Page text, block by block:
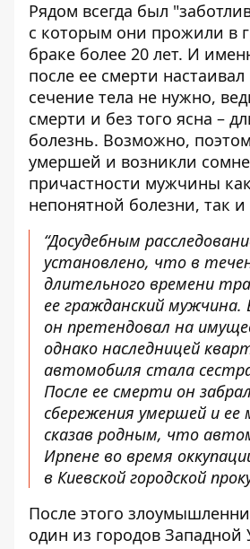
Рядом всегда был
с которым они прожили в
браке более 20 лет. И
после ее смерти
сечение тела не нужно,
смерти и без того ясна –
болезнь. Возможно,
умершей и возникли
причастности мужчины
непонятной болезни, так
“Досудебным
установлено, что в
длительного времени
ее гражданский мужчина.
он претендовал на
однако наследницей
автомобиля стала
После ее смерти он
сбережения умершей и ее
сказав родным, что
Ирпене во время
в Киевской городской
После этого
один из городов Западной